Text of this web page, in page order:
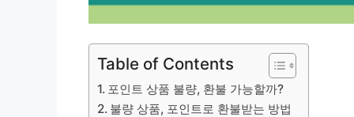
Table of Contents
포인트 상품 불량, 환불 가능할까?
불량 상품, 포인트로 환불받는 방법